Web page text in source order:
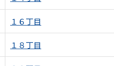
１６丁目
１８丁目